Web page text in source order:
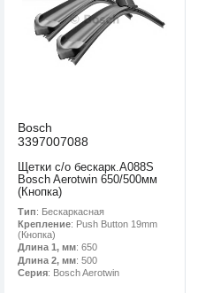
Bosch
3397007088
Щетки с/о бескарк.A088S
Bosch Aerotwin 650/500мм
(Кнопка)
Тип: Бескаркасная
Крепление: Push Button 19mm
(Кнопка)
Длина 1, мм: 650
Длина 2, мм: 500
Серия: Bosch Aerotwin